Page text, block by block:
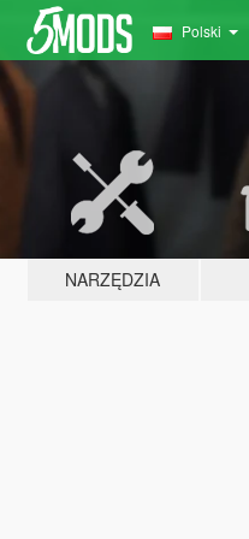
Polski
NARZĘDZIA